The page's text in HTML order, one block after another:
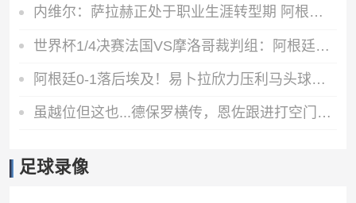
内维尔：萨拉赫正处于职业生涯转型期 阿根廷有良好的化学反应
世界杯1/4决赛法国VS摩洛哥裁判组：阿根廷裁判法昆多·特略主哨
阿根廷0-1落后埃及！易卜拉欣力压利马头球破门，阿提亚助攻
虽越位但这也...德保罗横传，恩佐跟进打空门直接偏出
足球录像